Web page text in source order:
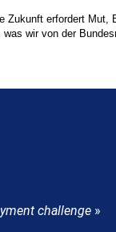
Zukunft erfordert
wir von der
challenge »